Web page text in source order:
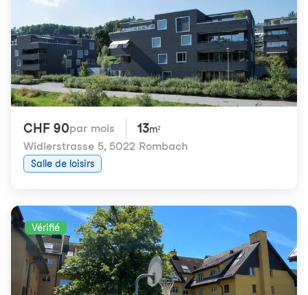
CHF 90par mois 13m²
Widlerstrasse 5, 5022 Rombach
Salle de loisirs
Vérifié